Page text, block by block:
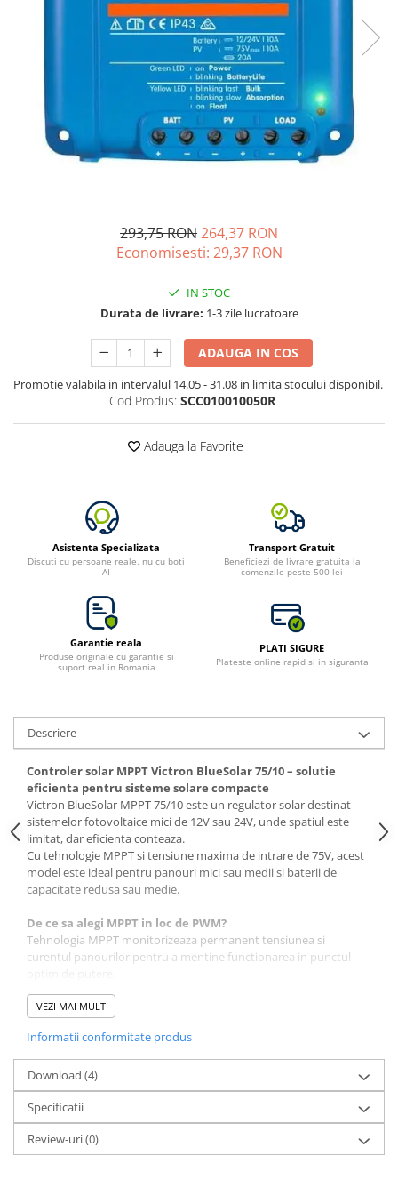
Acumulatori de stocare
Componente sisteme de balcon
293,75 RON264,37 RON
Economisesti: 29,37 RON
IN STOC
Durata de livrare: 1-3 zile lucratoare
ADAUGA IN COS
Promotie valabila in intervalul 14.05 - 31.08 in limita stocului disponibil.
Cod Produs: SCC010010050R
Adauga la Favorite
Asistenta Specializata
Discuti cu persoane reale, nu cu boti
AI
Transport Gratuit
Beneficiezi de livrare gratuita la
comenzile peste 500 lei
Garantie reala
Produse originale cu garantie si
suport real in Romania
PLATI SIGURE
Plateste online rapid si in siguranta
Descriere
Controler solar MPPT Victron BlueSolar 75/10 – solutie
eficienta pentru sisteme solare compacte
Victron BlueSolar MPPT 75/10 este un regulator solar destinat
sistemelor fotovoltaice mici de 12V sau 24V, unde spatiul este
limitat, dar eficienta conteaza.
Cu tehnologie MPPT si tensiune maxima de intrare de 75V, acest
model este ideal pentru panouri mici sau medii si baterii de
capacitate redusa sau medie.
De ce sa alegi MPPT in loc de PWM?
Tehnologia MPPT monitorizeaza permanent tensiunea si
curentul panourilor pentru a mentine functionarea in punctul
In conditii reale (cer partial innorat, variatii de temperatura),
poate produce cu pana la 30% mai multa energie fata de un
Asta inseamna incarcare mai rapida si utilizare mai eficienta a
panoului instalat.
Compatibilitate si dimensionare
Tensiune baterie: 12V sau 24V
Curent maxim incarcare: 10A
Tensiune maxima panouri (Voc): 75V
Puterea recomandata a panourilor:
VEZI MAI MULT
Informatii conformitate produs
Download (4)
Specificatii
Review-uri(0)